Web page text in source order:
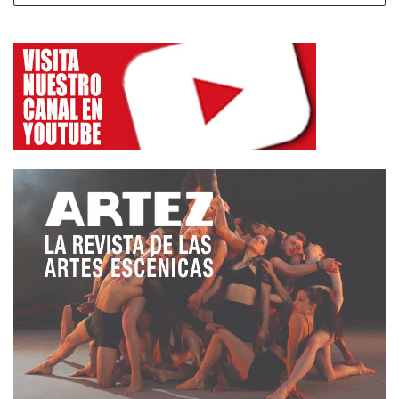
2022, OCCO es una de las cinco piezas finalistas
2024 estrenan, Es difícil fotografiar el vacío
Julia Laport lleva la dirección de un elenco de seis
bailarines y bailarinas (Andrea Castro, Iria Casal,
Eloi García, Myriam González, Noelia Mato y Martín
Sanjurjo) con la iluminación de Nacho Martín y el
espacio sonoro de LLXNTO y Bruno Baw.
Este 2025 estrenan con un formato innovador para
calle y espacios no convencionalesVelaquich,
amoorch!, espectáculo de danza urbana y creación
instantánea. Las componentes de D’Elas provienen
de las danzas urbanas y danzas club, entre las que
destacan el House, el Waacking, el Hip Hop y el
Popping; compaginando esto con formación en
danza contemporánea. Son además integrantes de